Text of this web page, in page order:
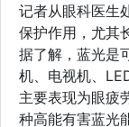
记者从眼科医生
保护作用，尤其
据了解，蓝光是
机、电视机、
主要表现为眼疲
种高能有害蓝光